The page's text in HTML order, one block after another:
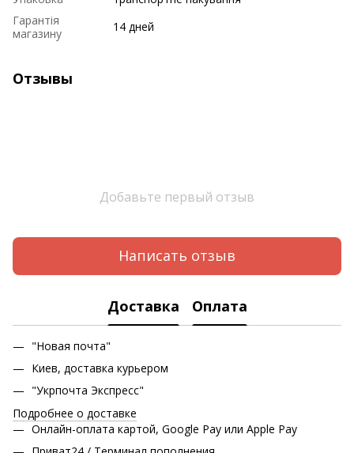
Гарантія
магазину
14 дней
Отзывы
Добавьте первый отзыв
Написать отзыв
Доставка Оплата
"Новая почта"
Киев, доставка курьером
"Укрпочта Экспресс"
Подробнее о доставке
Онлайн-оплата картой, Google Pay или Apple Pay